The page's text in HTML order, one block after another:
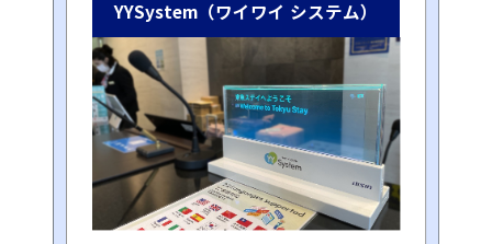
YYSystem （ワイワイ システム）